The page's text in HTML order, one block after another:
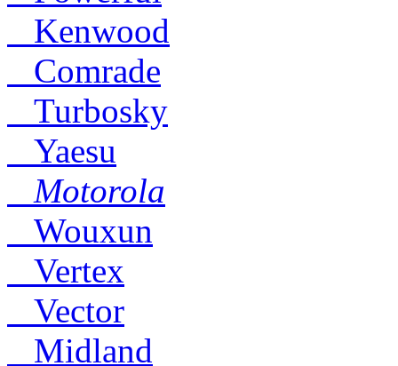
Kenwood
Comrade
Turbosky
Yaesu
Motorola
Wouxun
Vertex
Vector
Midland